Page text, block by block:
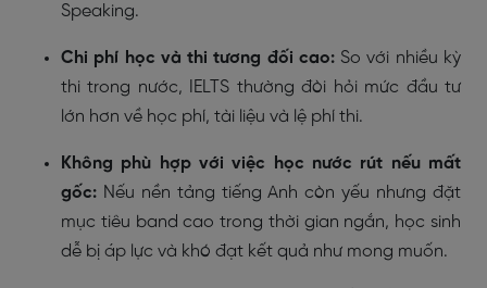
Speaking.
Chi phí học và thi tương đối cao:So với nhiều kỳ
thi trong nước, IELTS thường đòi hỏi mức đầu tư
lớn hơn về học phí, tài liệu và lệ phí thi.
Không phù hợp với việc học nước rút nếu mất
gốc: Nếu nền tảng tiếng Anh còn yếu nhưng đặt
mục tiêu band cao trong thời gian ngắn, học sinh
dễ bị áp lực và khó đạt kết quả như mong muốn.